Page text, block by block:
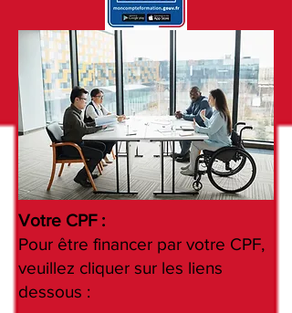
Votre CPF :
Pour être financer par votre CPF,
veuillez cliquer sur les liens
dessous :